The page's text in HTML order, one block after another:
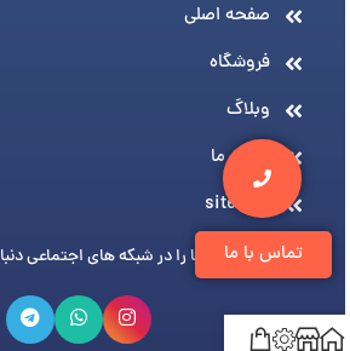
تماس با ما
صفحه اصلی
فروشگاه
وبلاگ
درباره ما
sitemap
ما را در شبکه های اجتماعی